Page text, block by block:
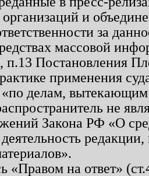
и
за
массовой
п.13 Постановления
применения
делам, вытекающим
не
Закона РФ «О
«Правом на ответ»